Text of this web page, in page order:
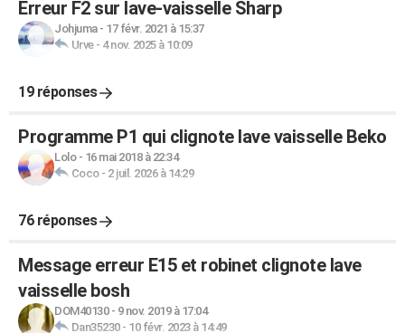
Erreur F2 sur lave-vaisselle Sharp
Johjuma- 17 févr. 2021 à 15:37
Urve- 4 nov. 2025 à 10:09
19 réponses
Programme P1 qui clignote lave vaisselle Beko
Lolo- 16 mai 2018 à 22:34
Coco- 2 juil. 2026 à 14:29
76 réponses
Message erreur E15 et robinet clignote lave
vaisselle bosh
DOM40130- 9 nov. 2019 à 17:04
Dan35230- 10 févr. 2023 à 14:49